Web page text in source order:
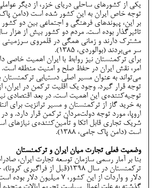
یکی از کشورهای ساحلی دریای خزر، از دیگر
بر این، پیوندهای فرهنگی و اجتماعی بین دو کشور
تاثیرگذار بوده است. مردم دو کشور بیش از هزار
مشترک دارند و زمانی همگی در قلمروی سرزمینی
سر می‌بردند (بوالوردی، 1385).
برای ترکمنستان نیز روابط با ایران اهمیت خاصی
امر، نقش ایران در حفظ صلح و امنیت منطقه است.
می‌تواند به عنوان مسیر اصلی دستیابی ترکمنستان
توجه قرار گیرد. وجود یک اقلیت ترکمن در
توجیه‌کننده‌ی این اهمیت است. در بعد اقتصادی
به خرید گاز از ترکمنستان و مسیر ترانزیت برای
اروپا، مورد توجه دولت‌مردان ترکمن قرار دارد. و
شریک تجاری قابل اتکا و تأمین‌کننده‌ی نیازهای
است (دامن پاک جامی، 1388).
وضعیت فعلی تجارت میان ایران و ترکمنستان
بنا بر آمار رسمی سازمان توسعه تجارت ایران،
دلار و واردات از این کشور، ۷